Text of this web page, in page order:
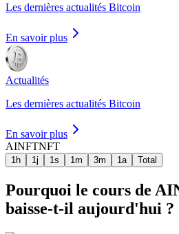
Les dernières actualités Bitcoin
En savoir plus
Actualités
Les dernières actualités Bitcoin
En savoir plus
AINFTNFT
1h 1j 1s 1m 3m 1a Total
Pourquoi le cours de
baisse-t-il aujourd'hui ?